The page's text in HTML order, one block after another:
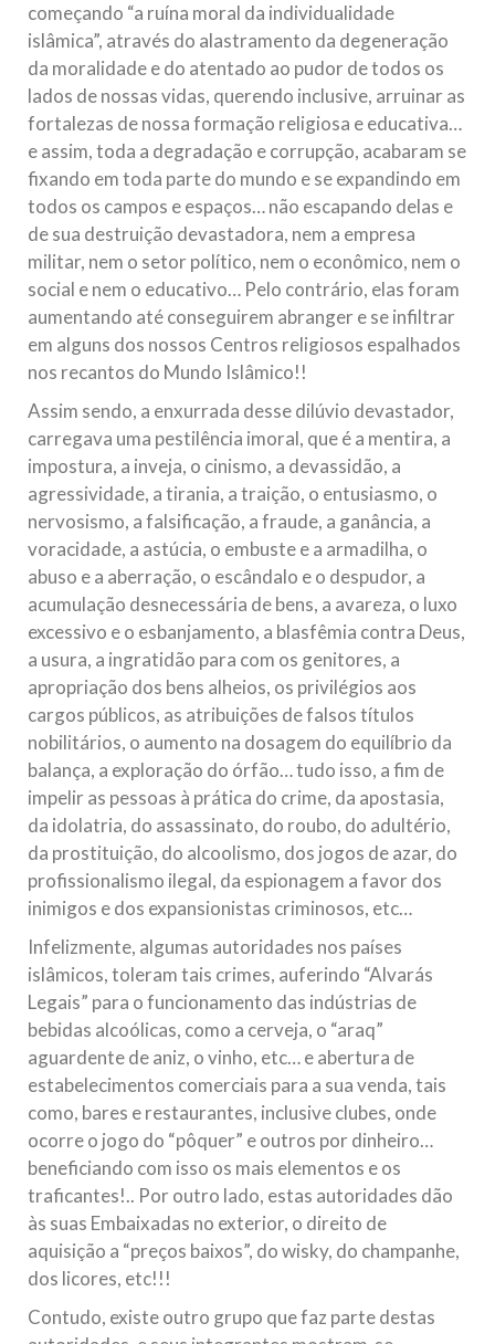
começando “a ruína moral da individualidade
islâmica”, através do alastramento da degeneração
da moralidade e do atentado ao pudor de todos os
lados de nossas vidas, querendo inclusive, arruinar as
fortalezas de nossa formação religiosa e educativa…
e assim, toda a degradação e corrupção, acabaram se
fixando em toda parte do mundo e se expandindo em
todos os campos e espaços… não escapando delas e
de sua destruição devastadora, nem a empresa
militar, nem o setor político, nem o econômico, nem o
social e nem o educativo… Pelo contrário, elas foram
aumentando até conseguirem abranger e se infiltrar
em alguns dos nossos Centros religiosos espalhados
nos recantos do Mundo Islâmico!!
Assim sendo, a enxurrada desse dilúvio devastador,
carregava uma pestilência imoral, que é a mentira, a
impostura, a inveja, o cinismo, a devassidão, a
agressividade, a tirania, a traição, o entusiasmo, o
nervosismo, a falsificação, a fraude, a ganância, a
voracidade, a astúcia, o embuste e a armadilha, o
abuso e a aberração, o escândalo e o despudor, a
acumulação desnecessária de bens, a avareza, o luxo
excessivo e o esbanjamento, a blasfêmia contra Deus,
a usura, a ingratidão para com os genitores, a
apropriação dos bens alheios, os privilégios aos
cargos públicos, as atribuições de falsos títulos
nobilitários, o aumento na dosagem do equilíbrio da
balança, a exploração do órfão… tudo isso, a fim de
impelir as pessoas à prática do crime, da apostasia,
da idolatria, do assassinato, do roubo, do adultério,
da prostituição, do alcoolismo, dos jogos de azar, do
profissionalismo ilegal, da espionagem a favor dos
inimigos e dos expansionistas criminosos, etc…
Infelizmente, algumas autoridades nos países
islâmicos, toleram tais crimes, auferindo “Alvarás
Legais” para o funcionamento das indústrias de
bebidas alcoólicas, como a cerveja, o “araq”
aguardente de aniz, o vinho, etc… e abertura de
estabelecimentos comerciais para a sua venda, tais
como, bares e restaurantes, inclusive clubes, onde
ocorre o jogo do “pôquer” e outros por dinheiro…
beneficiando com isso os mais elementos e os
traficantes!.. Por outro lado, estas autoridades dão
às suas Embaixadas no exterior, o direito de
aquisição a “preços baixos”, do wisky, do champanhe,
dos licores, etc!!!
Contudo, existe outro grupo que faz parte destas